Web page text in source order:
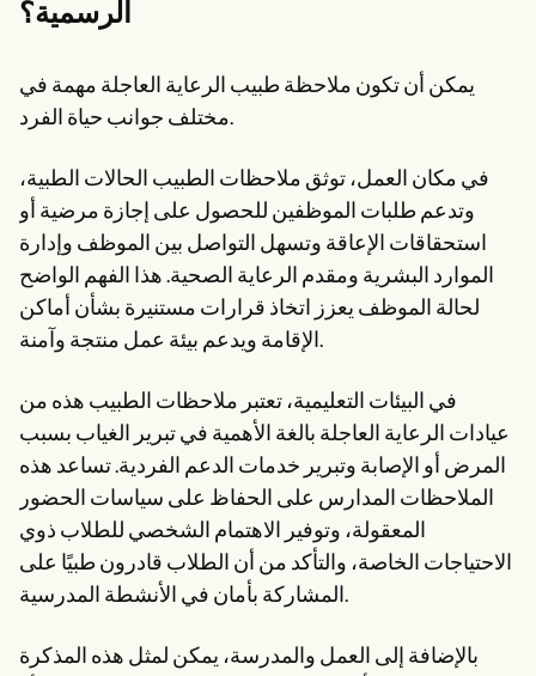
الرسمية؟
يمكن أن تكون ملاحظة طبيب الرعاية العاجلة مهمة في
مختلف جوانب حياة الفرد.
في مكان العمل، توثق ملاحظات الطبيب الحالات الطبية،
وتدعم طلبات الموظفين للحصول على إجازة مرضية أو
استحقاقات الإعاقة وتسهل التواصل بين الموظف وإدارة
الموارد البشرية ومقدم الرعاية الصحية. هذا الفهم الواضح
لحالة الموظف يعزز اتخاذ قرارات مستنيرة بشأن أماكن
الإقامة ويدعم بيئة عمل منتجة وآمنة.
في البيئات التعليمية، تعتبر ملاحظات الطبيب هذه من
عيادات الرعاية العاجلة بالغة الأهمية في تبرير الغياب بسبب
المرض أو الإصابة وتبرير خدمات الدعم الفردية. تساعد هذه
الملاحظات المدارس على الحفاظ على سياسات الحضور
المعقولة، وتوفير الاهتمام الشخصي للطلاب ذوي
الاحتياجات الخاصة، والتأكد من أن الطلاب قادرون طبيًا على
المشاركة بأمان في الأنشطة المدرسية.
بالإضافة إلى العمل والمدرسة، يمكن لمثل هذه المذكرة